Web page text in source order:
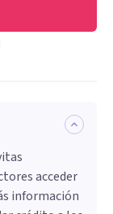
acceder
información